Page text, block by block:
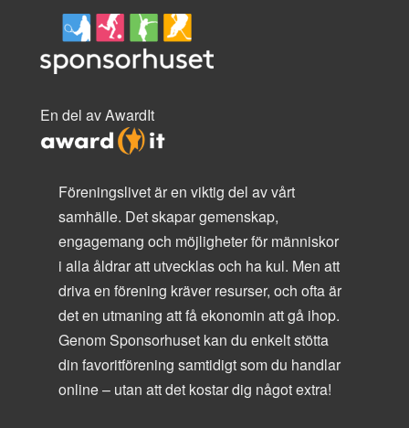
En del av AwardIt
Föreningslivet är en viktig del av vårt
samhälle. Det skapar gemenskap,
engagemang och möjligheter för människor
i alla åldrar att utvecklas och ha kul. Men att
driva en förening kräver resurser, och ofta är
det en utmaning att få ekonomin att gå ihop.
Genom Sponsorhuset kan du enkelt stötta
din favoritförening samtidigt som du handlar
online – utan att det kostar dig något extra!